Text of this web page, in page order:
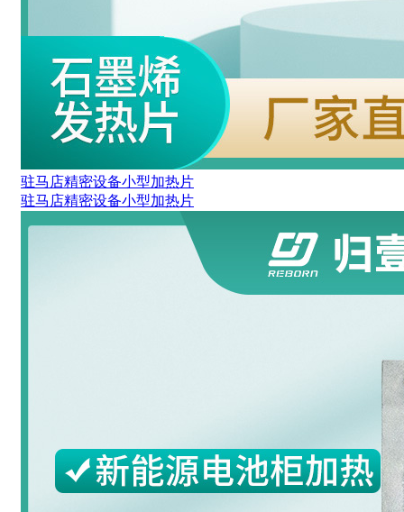
驻马店精密设备小型加热片
驻马店精密设备小型加热片